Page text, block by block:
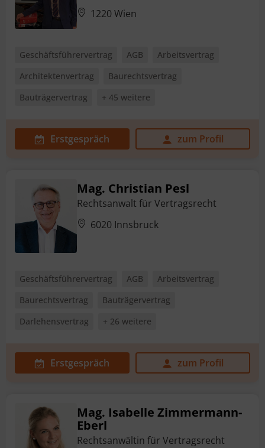
1220 Wien
Geschäftsführervertrag AGB
Arbeitsvertrag
Architektenvertrag
Baurechtsvertrag
Bauträgervertrag
+ 45 weitere
Erstgespräch zum Profil
Mag. Christian Pesl
Rechtsanwalt für Vertragsrecht
6020 Innsbruck
Geschäftsführervertrag AGB
Arbeitsvertrag
Baurechtsvertrag
Bauträgervertrag
Darlehensvertrag
+ 26 weitere
Erstgespräch zum Profil
Mag. Isabelle Zimmermann-
Eberl
Rechtsanwältin für Vertragsrecht